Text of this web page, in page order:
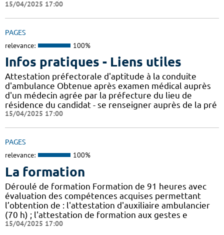
15/04/2025 17:00
PAGES
relevance: 100%
Infos pratiques - Liens utiles
Attestation préfectorale d'aptitude à la conduite
d'ambulance Obtenue après examen médical auprès
d'un médecin agrée par la préfecture du lieu de
résidence du candidat - se renseigner auprès de la pré
15/04/2025 17:00
PAGES
relevance: 100%
La formation
Déroulé de formation Formation de 91 heures avec
évaluation des compétences acquises permettant
l’obtention de : l'attestation d'auxiliaire ambulancier
(70 h) ; l'attestation de formation aux gestes e
15/04/2025 17:00